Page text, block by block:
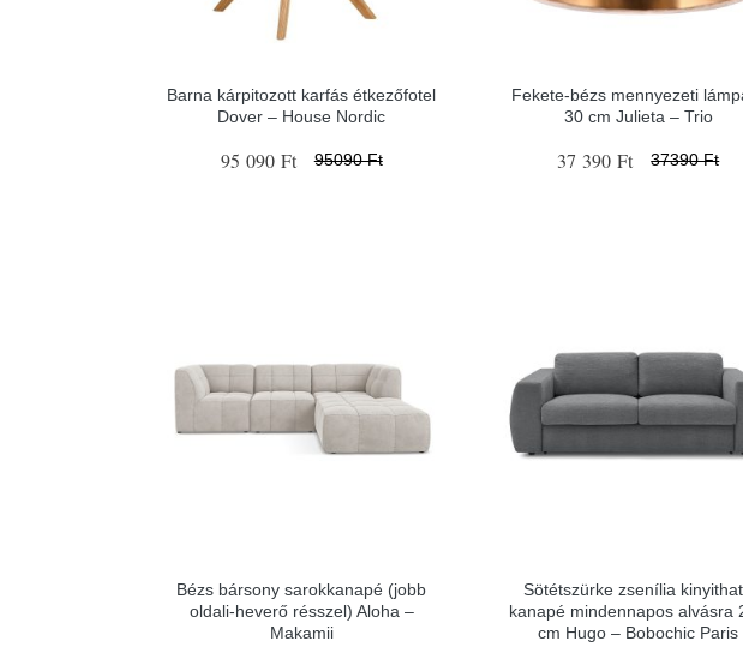
Barna kárpitozott karfás étkezőfotel
Dover – House Nordic
95 090 Ft 95090 Ft
Fekete-bézs mennyezeti
30 cm Julieta – Trio
37 390 Ft 37390 Ft
Bézs bársony sarokkanapé (jobb
oldali-heverő résszel) Aloha –
Makamii
Sötétszürke zsenília
kanapé mindennapos alvásra
cm Hugo – Bobochic Paris